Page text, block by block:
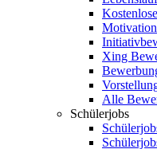
Xing
Alle
Schülerjobs